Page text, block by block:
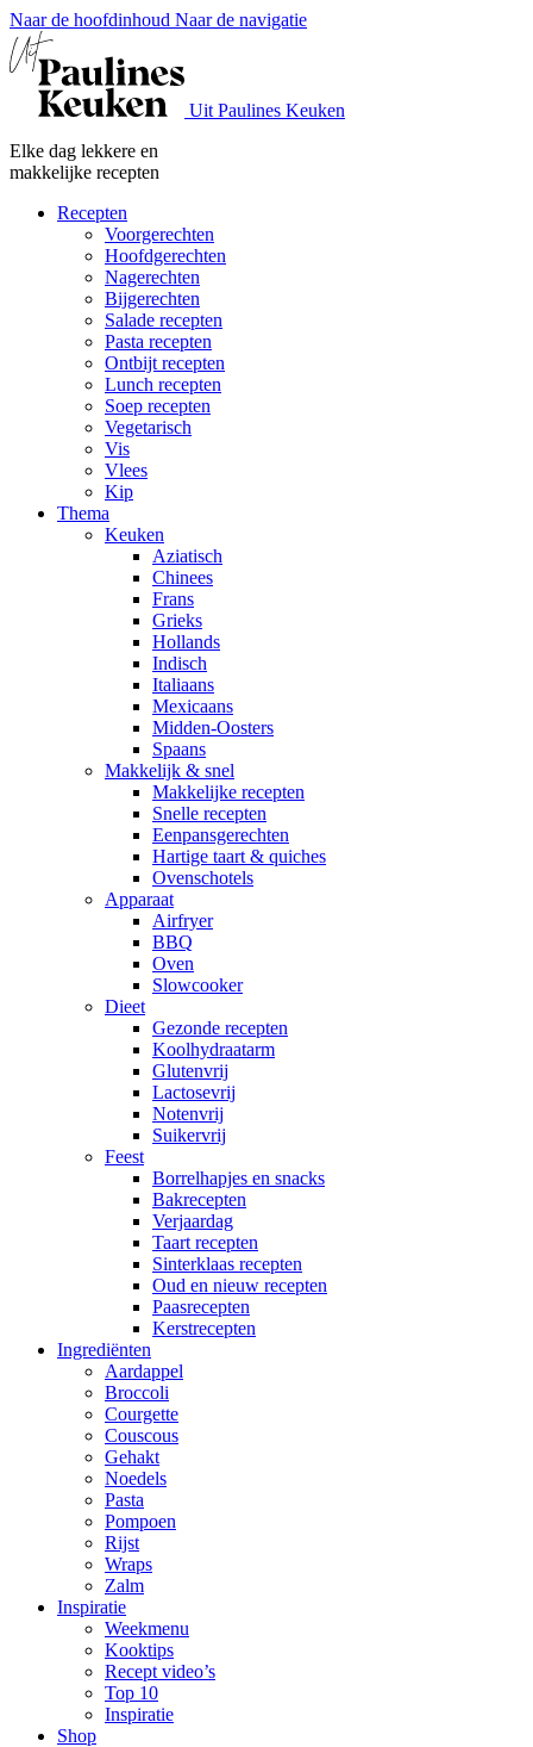
Naar de hoofdinhoud Naar de navigatie
Uit Paulines Keuken
Elke dag lekkere en
makkelijke recepten
Recepten
Voorgerechten
Hoofdgerechten
Nagerechten
Bijgerechten
Salade recepten
Pasta recepten
Ontbijt recepten
Lunch recepten
Soep recepten
Vegetarisch
Vis
Vlees
Kip
Thema
Keuken
Aziatisch
Chinees
Frans
Grieks
Hollands
Indisch
Italiaans
Mexicaans
Midden-Oosters
Spaans
Makkelijk & snel
Makkelijke recepten
Snelle recepten
Eenpansgerechten
Hartige taart & quiches
Ovenschotels
Apparaat
Airfryer
BBQ
Oven
Slowcooker
Dieet
Gezonde recepten
Koolhydraatarm
Glutenvrij
Lactosevrij
Notenvrij
Suikervrij
Feest
Borrelhapjes en snacks
Bakrecepten
Verjaardag
Taart recepten
Sinterklaas recepten
Oud en nieuw recepten
Paasrecepten
Kerstrecepten
Ingrediënten
Aardappel
Broccoli
Courgette
Couscous
Gehakt
Noedels
Pasta
Pompoen
Rijst
Wraps
Zalm
Inspiratie
Weekmenu
Kooktips
Recept video’s
Top 10
Inspiratie
Shop